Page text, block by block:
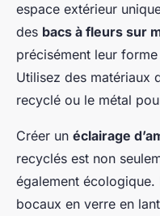
espace extérieur
des bacs à fleurs sur
précisément leur
Utilisez des matériaux
recyclé ou le métal
Créer un éclairage
recyclés est non
également
bocaux en verre en